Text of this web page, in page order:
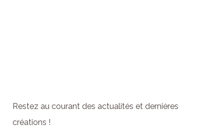
Restez au courant des actualités et dernières
créations !